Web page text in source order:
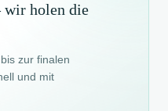
wir holen die
zur finalen
und mit